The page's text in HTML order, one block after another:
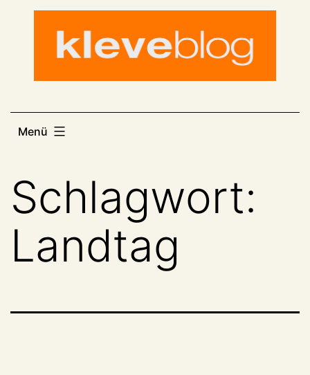
Menü
Schlagwort:
Landtag